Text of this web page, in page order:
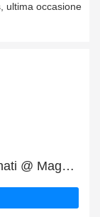
ultima occasione
10€ di cashback su articoli selezionati @ Maggiore